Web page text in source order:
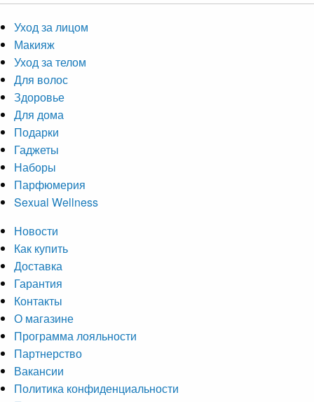
Уход за лицом
Макияж
Уход за телом
Для волос
Здоровье
Для дома
Подарки
Гаджеты
Наборы
Парфюмерия
Sexual Wellness
Новости
Как купить
Доставка
Гарантия
Контакты
О магазине
Программа лояльности
Партнерство
Вакансии
Политика конфиденциальности